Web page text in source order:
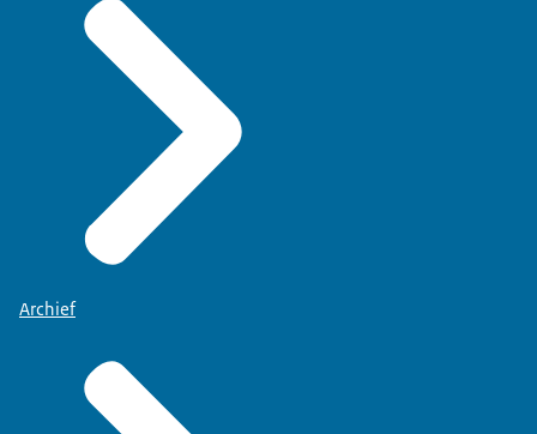
Archief